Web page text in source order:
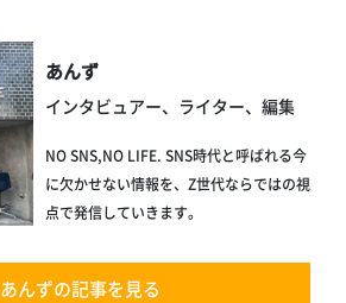
あんず
インタビュアー、ライター、編集
NO SNS,NO LIFE. SNS時代と呼ばれる今
に欠かせない情報を、Z世代ならではの視
点で発信していきます。
あんずの記事を見る